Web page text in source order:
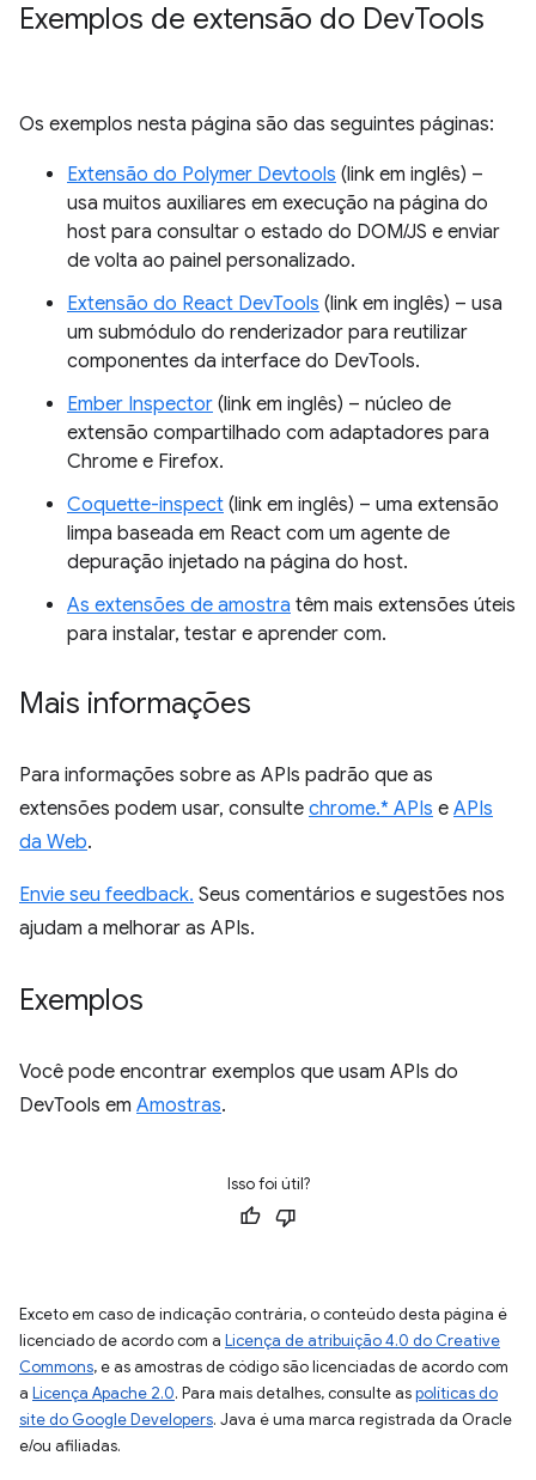
Exemplos de extensão do DevTools
Os exemplos nesta página são das seguintes páginas:
Extensão do Polymer Devtools (link em inglês) –
usa muitos auxiliares em execução na página do
host para consultar o estado do DOM/JS e enviar
de volta ao painel personalizado.
Extensão do React DevTools (link em inglês) – usa
um submódulo do renderizador para reutilizar
componentes da interface do DevTools.
Ember Inspector (link em inglês) – núcleo de
extensão compartilhado com adaptadores para
Chrome e Firefox.
Coquette-inspect (link em inglês) – uma extensão
limpa baseada em React com um agente de
depuração injetado na página do host.
As extensões de amostra têm mais extensões úteis
para instalar, testar e aprender com.
Mais informações
Para informações sobre as APIs padrão que as
extensões podem usar, consulte chrome.* APIs e APIs
da Web.
Envie seu feedback. Seus comentários e sugestões nos
ajudam a melhorar as APIs.
Exemplos
Você pode encontrar exemplos que usam APIs do
DevTools em Amostras.
Isso foi útil?
Exceto em caso de indicação contrária, o conteúdo desta página é
licenciado de acordo com a Licença de atribuição 4.0 do Creative
Commons, e as amostras de código são licenciadas de acordo com
a Licença Apache 2.0. Para mais detalhes, consulte aspolíticas do
site do Google Developers. Java é uma marca registrada da Oracle
e/ou afiliadas.